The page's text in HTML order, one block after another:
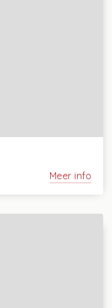
Meer info